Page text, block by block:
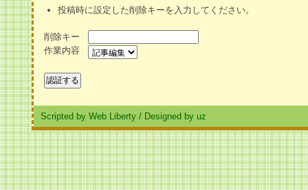
投稿時に設定した削除キーを入力してください。
削除キー
作業内容
Scripted by Web Liberty / Designed by uz